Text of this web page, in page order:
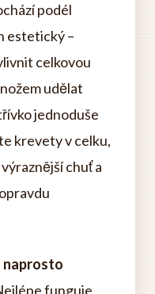
podél
estetický –
celkovou
udělat
jednoduše
krevety v celku,
chuť a
naprosto
funguje